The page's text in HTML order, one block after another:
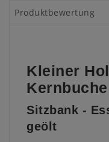
Produktbewertung
Kleiner
Sitzbank -
geölt